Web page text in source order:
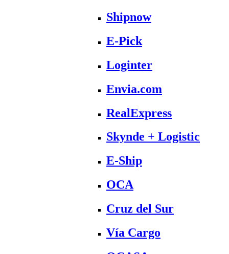
Shipnow
E-Pick
Loginter
Envia.com
RealExpress
Skynde + Logistic
E-Ship
OCA
Cruz del Sur
Vía Cargo